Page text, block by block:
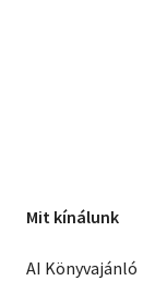
Mit kínálunk
AI Könyvajánló